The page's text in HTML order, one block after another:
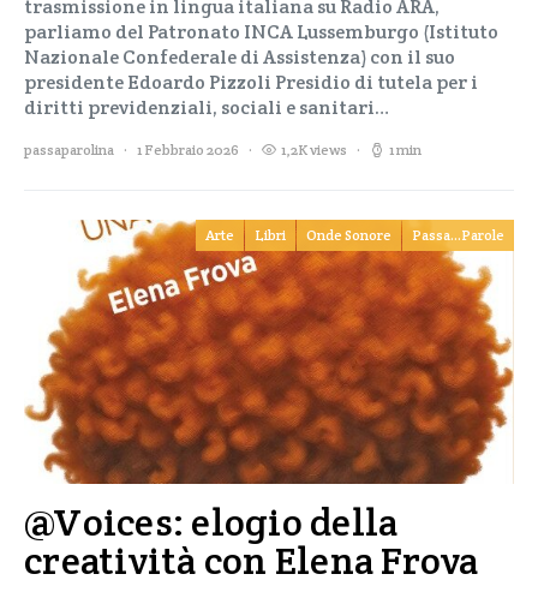
trasmissione in lingua italiana su Radio ARA,
parliamo del Patronato INCA Lussemburgo (Istituto
Nazionale Confederale di Assistenza) con il suo
presidente Edoardo Pizzoli Presidio di tutela per i
diritti previdenziali, sociali e sanitari…
passaparolina 1 Febbraio 2026 1,2K views 1 min
Arte Libri Onde Sonore Passa...Parole
@Voices: elogio della
creatività con Elena Frova